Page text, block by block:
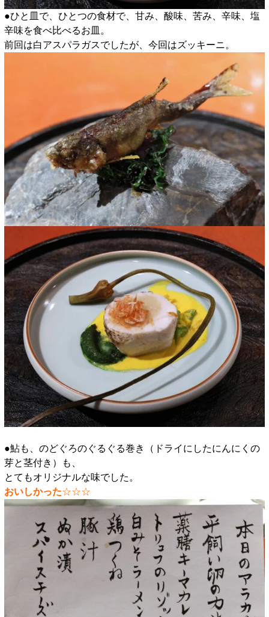
●ひと皿で、ひとつの食材で、甘み、酸味、苦み、辛味、塩
辛味を食べ比べるお皿。
前回は白アスパラガスでしたが、今回はズッキーニ。
●鮎も、のどぐろのぐるぐる巻き（ドライにしたにんにくの
芽と茎付き）も、
とてもオリジナルな味でした。
おいしかった☆☆☆